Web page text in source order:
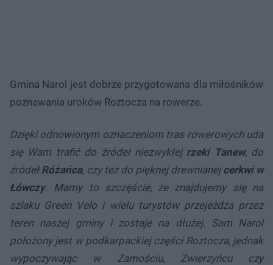
Gmina Narol jest dobrze przygotowana dla miłośników
poznawania uroków Roztocza na rowerze.
Dzięki odnowionym oznaczeniom tras rowerowych uda
się Wam trafić do źródeł niezwykłejrzeki Tanew, do
źródeł Różańca, czy też do pięknej drewnianejcerkwi w
Łówczy. Mamy to szczęście, że znajdujemy się na
szlaku Green Velo i wielu turystów przejeżdża przez
teren naszej gminy i zostaje na dłużej. Sam Narol
położony jest w podkarpackiej części Roztocza, jednak
wypoczywając w Zamościu, Zwierzyńcu czy